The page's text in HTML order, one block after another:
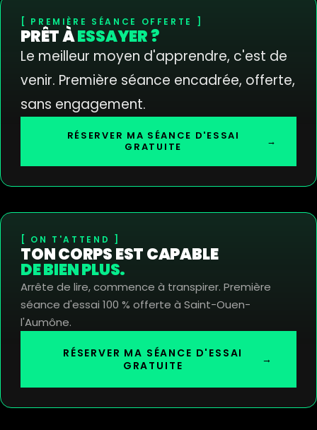
PREMIÈRE SÉANCE OFFERTE
PRÊT ÀESSAYER ?
Le meilleur moyen d'apprendre, c'est de
venir. Première séance encadrée, offerte,
sans engagement.
RÉSERVER MA SÉANCE D'ESSAI
GRATUITE
→
ON T'ATTEND
TON CORPS EST CAPABLE
DE BIEN PLUS.
Arrête de lire, commence à transpirer. Première
séance d'essai 100 % offerte à Saint-Ouen-
l'Aumône.
RÉSERVER MA SÉANCE D'ESSAI
GRATUITE
→